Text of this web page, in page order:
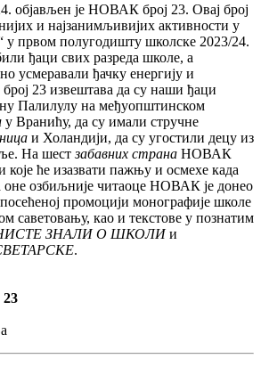
објављен је НОВАК број 23. Овај број
и најзанимљивијих активности у
првом полугодишту школске 2023/24.
ђаци свих разреда школе, а
усмеравали ђачку енергију и
23 извештава да су наши ђаци
Палилулу на међуопштинском
у Вранићу, да су имали стручне
и Холандији, да су угостили децу из
На шестзабавних страна НОВАК
ће изазвати пажњу и осмехе када
оне озбиљније читаоце НОВАК је донео
промоцији монографије школе
саветовању, као и текстове у познатим
ЗНАЛИ О ШКОЛИи
.